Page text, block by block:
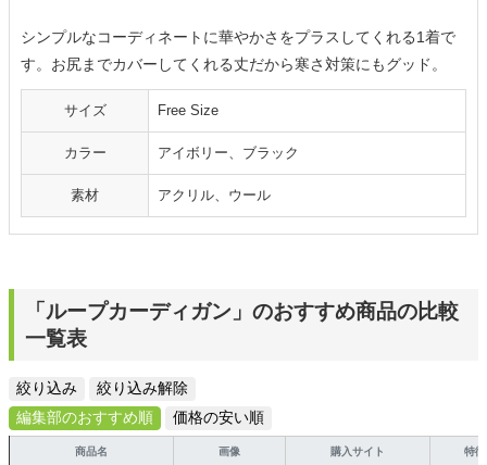
シンプルなコーディネートに華やかさをプラスしてくれる1着で
す。お尻までカバーしてくれる丈だから寒さ対策にもグッド。
サイズ Free Size
カラー アイボリー、ブラック
素材 アクリル、ウール
「ループカーディガン」のおすすめ商品の比較
一覧表
絞り込み
絞り込み解除
編集部のおすすめ順
価格の安い順
商品名 画像 購入サイト 特徴